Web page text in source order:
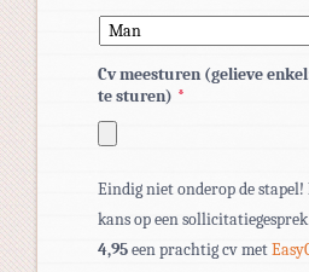
Cv meesturen (gelieve
te sturen) *
bestandstypen:
pdf,
doc,
Eindig niet onderop de
kans op een
4,95een prachtig cv met